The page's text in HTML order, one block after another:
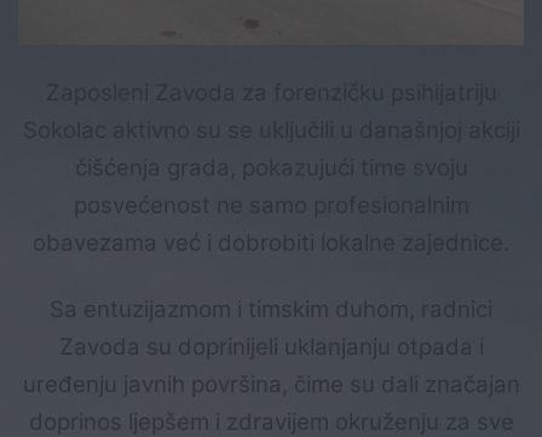
čišćenja grada, pokazujući time svoju
posvećenost ne samo profesionalnim
obavezama već i dobrobiti lokalne zajednice.
Sa entuzijazmom i timskim duhom, radnici
Zavoda su doprinijeli uklanjanju otpada i
uređenju javnih površina, čime su dali značajan
doprinos ljepšem i zdravijem okruženju za sve